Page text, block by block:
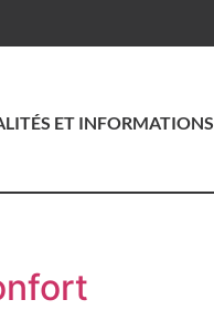
ET INFORMATIONS